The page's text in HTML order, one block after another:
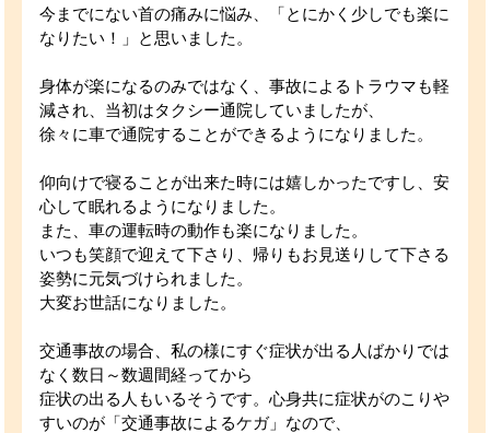
今までにない首の痛みに悩み、「とにかく少しでも楽に
なりたい！」と思いました。
身体が楽になるのみではなく、事故によるトラウマも軽
減され、当初はタクシー通院していましたが、
徐々に車で通院することができるようになりました。
仰向けで寝ることが出来た時には嬉しかったですし、安
心して眠れるようになりました。
また、車の運転時の動作も楽になりました。
いつも笑顔で迎えて下さり、帰りもお見送りして下さる
姿勢に元気づけられました。
大変お世話になりました。
交通事故の場合、私の様にすぐ症状が出る人ばかりでは
なく数日～数週間経ってから
症状の出る人もいるそうです。心身共に症状がのこりや
すいのが「交通事故によるケガ」なので、